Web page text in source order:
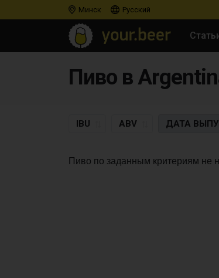
Минск Русский
Пиво в
IBU ABV ДАТА
Пиво по заданным критериям не